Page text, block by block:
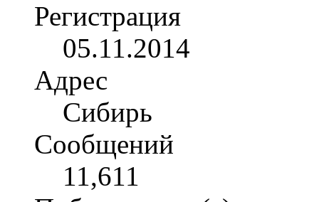
Регистрация
05.11.2014
Адрес
Сибирь
Сообщений
11,611